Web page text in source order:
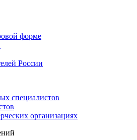
форме
России
специалистов
организациях